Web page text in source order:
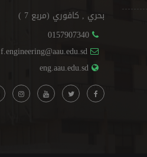
بحري , كافوري (مربع 7 )
0157907340
f.engineering@aau.edu.sd
eng.aau.edu.sd